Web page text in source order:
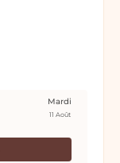
Mardi
11 Août